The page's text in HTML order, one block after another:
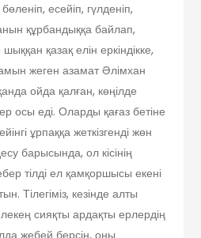
есейіп, гүлденіп,
құрбандыққа байлап,
қазақ елін еркіндікке,
жеген азамат Әлімхан
ойда қалған, көңілде
осы еді. Оларды қағаз бетіне
ұрпаққа жеткізгенді жөн
барысында, ол кісінің
тілді ел қамқоршысы екені
Тілегіміз, кезінде алты
сияқты ардақты ерлердің